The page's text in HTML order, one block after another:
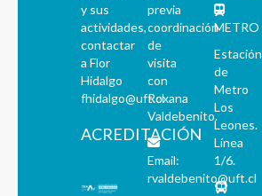
y sus
actividades,
contactar
a Flor
Hidalgo
fhidalgo@uft.cl
ACREDITACIÓN
previa
coordinación
de
visita
con
Roxana
Valdebenito.
Email:
rvaldebenito@uft.cl
METRO
Estación
de
Metro
Los
Leones.
Línea
1/6.